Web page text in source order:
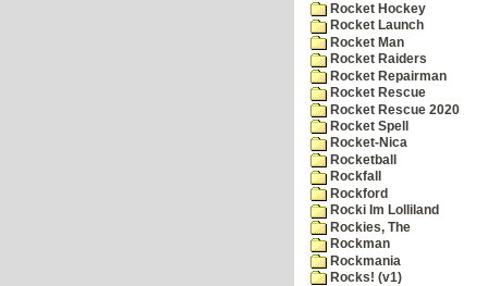
Rocket Hockey
Rocket Launch
Rocket Man
Rocket Raiders
Rocket Repairman
Rocket Rescue
Rocket Rescue 2020
Rocket Spell
Rocket-Nica
Rocketball
Rockfall
Rockford
Rocki Im Lolliland
Rockies, The
Rockman
Rockmania
Rocks! (v1)